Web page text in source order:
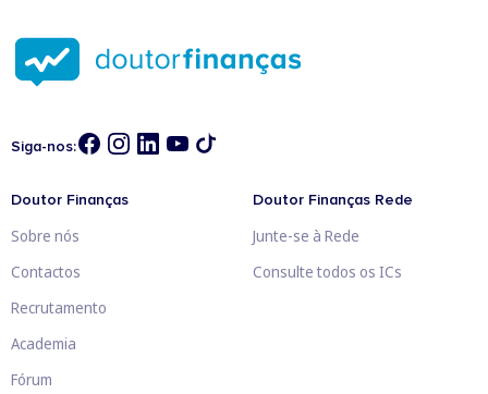
Siga-nos:
Doutor Finanças
Sobre nós
Contactos
Recrutamento
Academia
Fórum
Doutor Finanças Rede
Junte-se à Rede
Consulte todos os ICs